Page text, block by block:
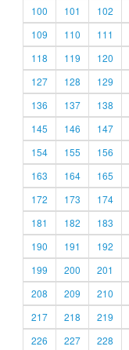
100
101 102
109
110 111
118
119 120
127
128 129
136
137 138
145
146 147
154
155 156
163
164 165
172
173 174
181
182 183
190
191 192
199
200 201
208
209 210
217
218 219
226
227 228